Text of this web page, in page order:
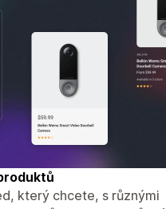
který chcete, s různými